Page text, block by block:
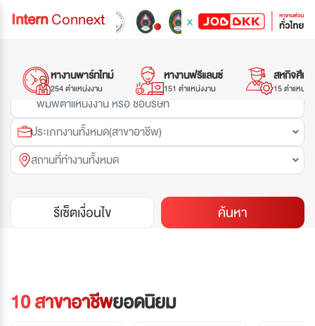
InternConnext x
หางานพาร์ทไทม์
254 ตำแหน่งงาน
หางานฟรีแลนซ์
151 ตำแหน่งงาน
สหกิจศึก
15 ตำแหน่ง
ประเภทงานทั้งหมด(สาขาอาชีพ)
สถานที่ทำงานทั้งหมด
รีเซ็ตเงื่อนไข ค้นหา
10 สาขาอาชีพยอดนิยม